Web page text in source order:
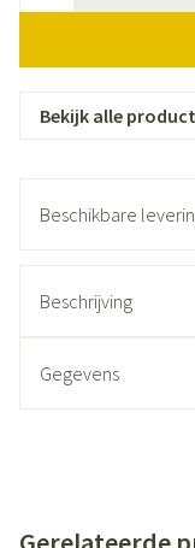
Bekijk alle
Beschikbare
Beschrijving
Gegevens